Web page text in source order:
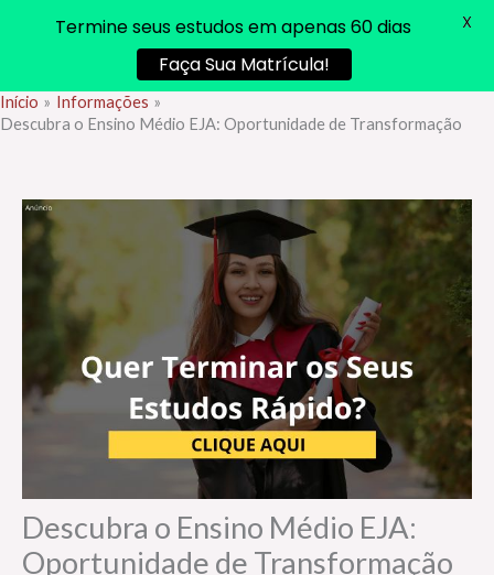
Ir
para
Início
Informações
Descubra o Ensino Médio EJA: Oportunidade de Transformação
Descubra o Ensino Médio EJA:
Oportunidade de Transformação
Termine seus estudos em apenas 60 dias
Faça Sua Matrícula!
X